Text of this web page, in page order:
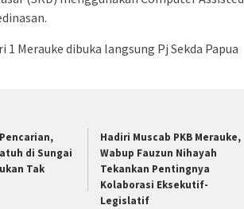
Merauke dibuka langsung Pj Sekda Papua
di Sungai
Tak
Hadiri Muscab PKB Merauke,
Wabup Fauzun Nihayah
Tekankan Pentingnya
Kolaborasi Eksekutif-
Legislatif